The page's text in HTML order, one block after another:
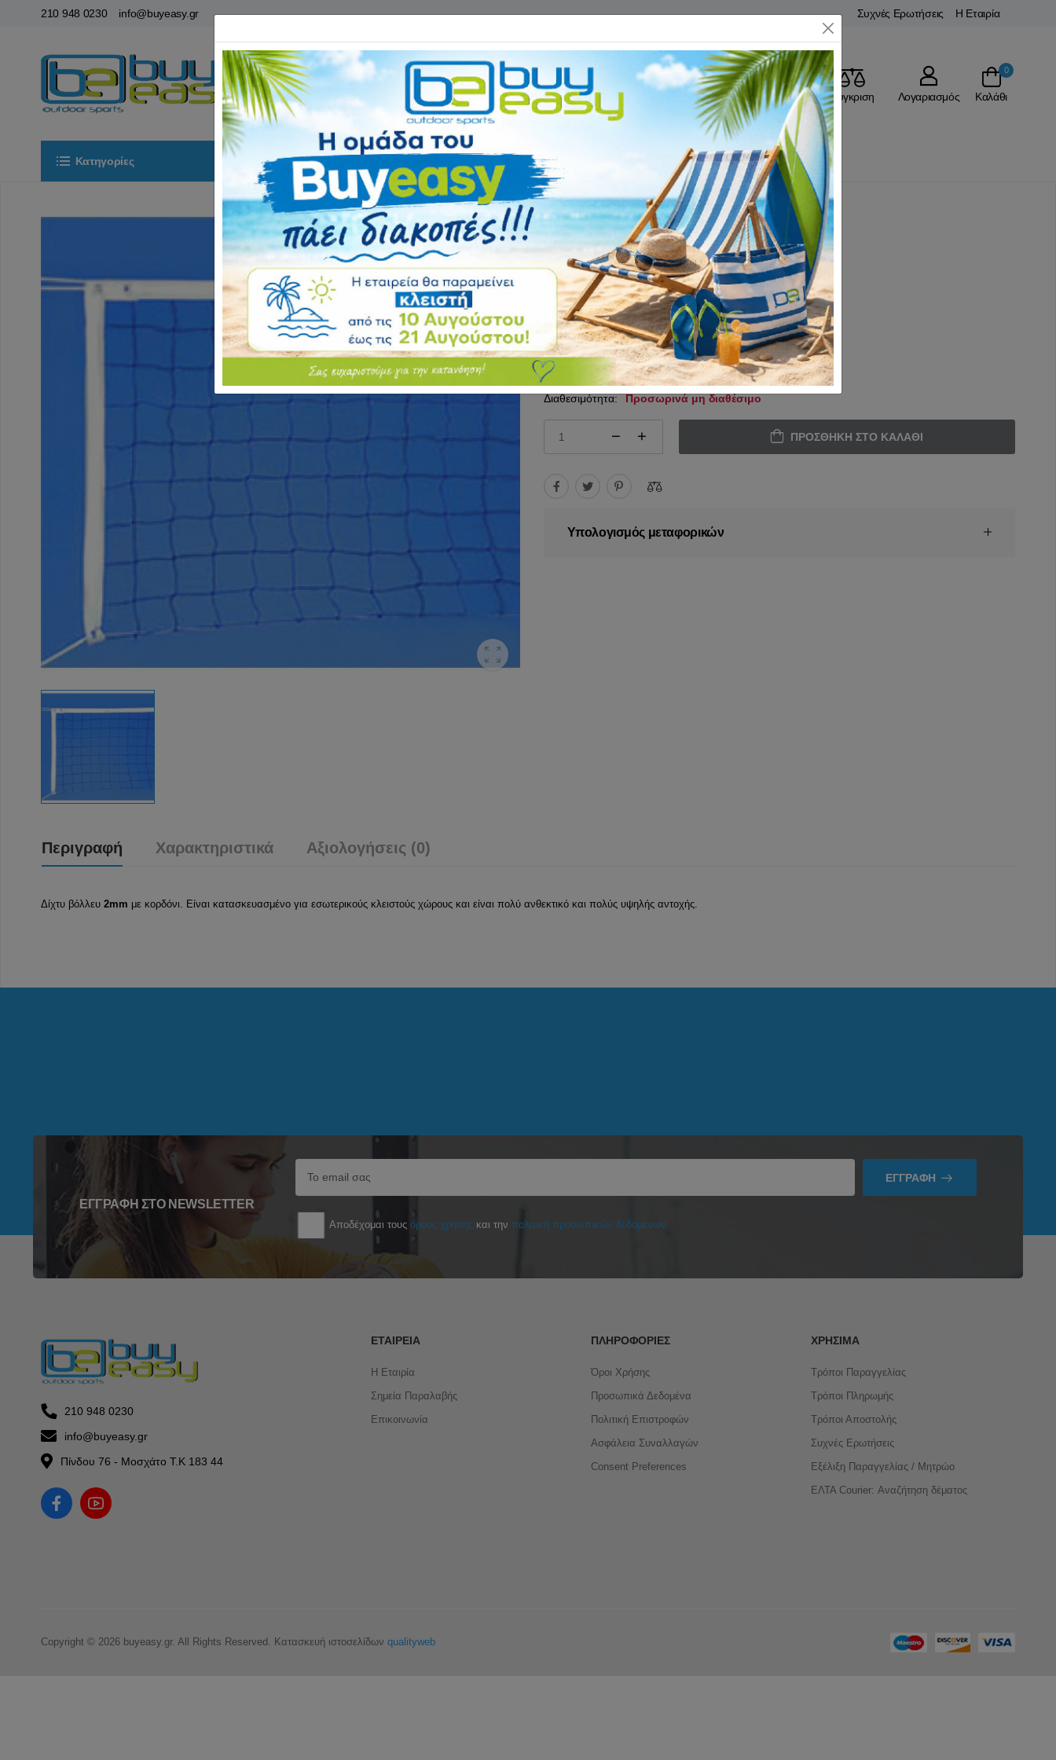
210 948 0230 info@buyeasy.gr Συχνές Ερωτήσεις Η Εταιρία
Αγαπημένα Σύγκριση Λογαριασμός
0
Καλάθι
Κατηγορίες Αρχική ΕΙΔΗ CAMPING Επικοινωνία
Αρχική ΑΘΛΗΜΑΤΑ Βόλει Δίχτυα Volley
Δίχτυ Volley 2mm με Κορδόνι
Αξιολόγηση: (0 Αξιολογήσεις)
Κωδικός11413
25.95€ 32.00€
Διαθεσιμότητα: Προσωρινά μη διαθέσιμο
ΠΡΟΣΘΉΚΗ ΣΤΟ ΚΑΛΆΘΙ
Υπολογισμός μεταφορικών
Περιγραφή Χαρακτηριστικά Αξιολογήσεις (0)
Δίχτυ βόλλευ 2mm με κορδόνι. Είναι κατασκευασμένο για εσωτερικούς κλειστούς χώρους και είναι πολύ ανθεκτικό και πολύς υψηλής αντοχής.
ΕΓΓΡΑΦΉ ΣΤΟ NEWSLETTER
ΕΓΓΡΑΦΉ
Αποδέχομαι τουςόρους χρήσης και τηνπολιτική προσωπικών δεδομένων
210 948 0230
info@buyeasy.gr
Πίνδου 76 - Μοσχάτο Τ.Κ 183 44
ΕΤΑΙΡΕΊΑ
Η Εταιρία
Σημεία Παραλαβής
Επικοινωνία
ΠΛΗΡΟΦΟΡΊΕΣ
Όροι Χρήσης
Προσωπικά Δεδομένα
Πολιτική Επιστροφών
Ασφάλεια Συναλλαγών
Consent Preferences
ΧΡΉΣΙΜΑ
Τρόποι Παραγγελίας
Τρόποι Πληρωμής
Τρόποι Αποστολής
Συχνές Ερωτήσεις
Εξέλιξη Παραγγελίας / Μητρώο
ΕΛΤΑ Courier: Αναζήτηση δέματος
Copyright © 2026 buyeasy.gr. All Rights Reserved. Κατασκευή ιστοσελίδων qualityweb
Close